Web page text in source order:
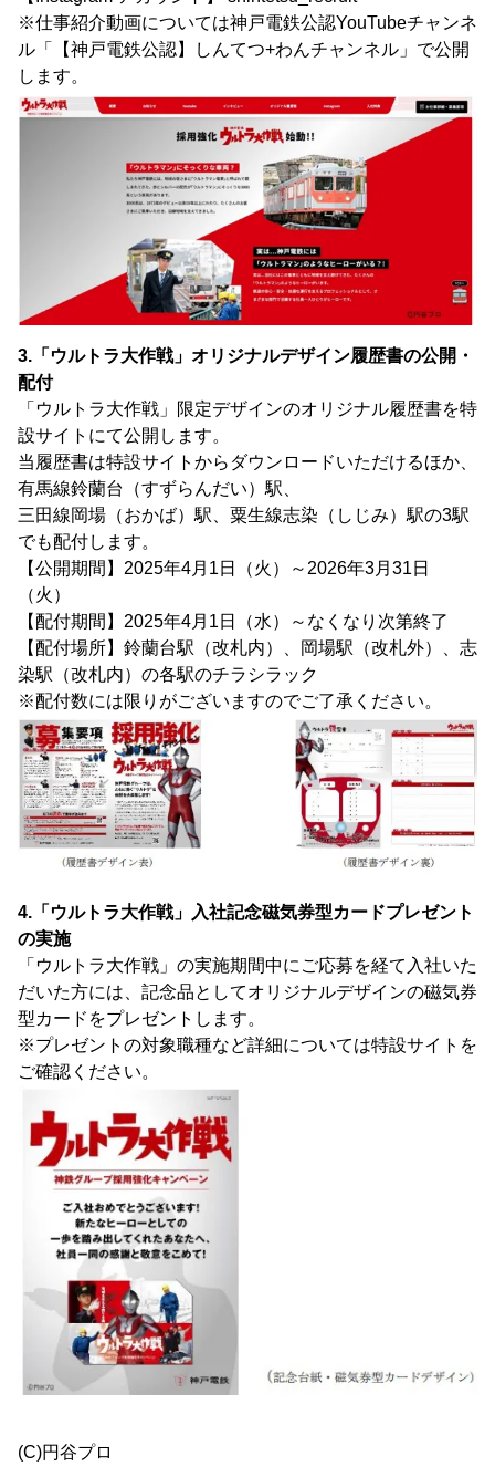
※仕事紹介動画については神戸電鉄公認YouTubeチャンネ
ル「【神戸電鉄公認】しんてつ+わんチャンネル」で公開
します。
3.「ウルトラ大作戦」オリジナルデザイン履歴書の公開・
配付
「ウルトラ大作戦」限定デザインのオリジナル履歴書を特
設サイトにて公開します。
当履歴書は特設サイトからダウンロードいただけるほか、
有馬線鈴蘭台（すずらんだい）駅、
三田線岡場（おかば）駅、粟生線志染（しじみ）駅の3駅
でも配付します。
【公開期間】2025年4月1日（火）～2026年3月31日
（火）
【配付期間】2025年4月1日（水）～なくなり次第終了
【配付場所】鈴蘭台駅（改札内）、岡場駅（改札外）、志
染駅（改札内）の各駅のチラシラック
※配付数には限りがございますのでご了承ください。
4.「ウルトラ大作戦」入社記念磁気券型カードプレゼント
の実施
「ウルトラ大作戦」の実施期間中にご応募を経て入社いた
だいた方には、記念品としてオリジナルデザインの磁気券
型カードをプレゼントします。
※プレゼントの対象職種など詳細については特設サイトを
ご確認ください。
(C)円谷プロ